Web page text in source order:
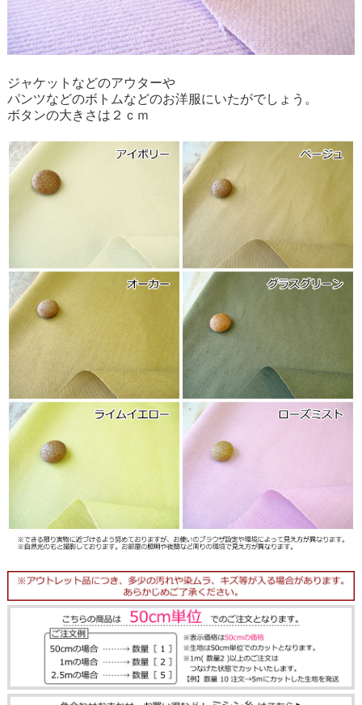
ジャケットなどのアウターや
パンツなどのボトムなどのお洋服にいたがでしょう。
ボタンの大きさは２ｃｍ